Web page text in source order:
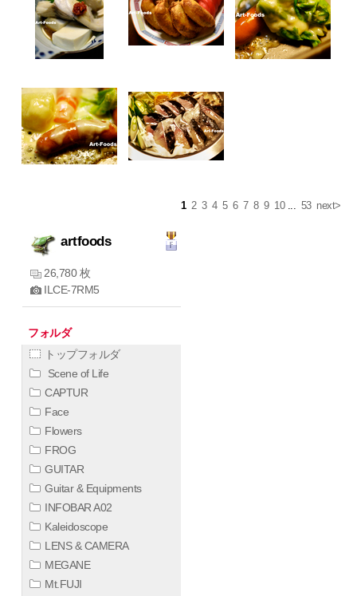
1 2 3 4 5 6 7 8 9 10... 53 next>
artfoods
26,780 枚
ILCE-7RM5
フォルダ
トップフォルダ
Scene of Life
CAPTUR
Face
Flowers
FROG
GUITAR
Guitar & Equipments
INFOBAR A02
Kaleidoscope
LENS & CAMERA
MEGANE
Mt.FUJI